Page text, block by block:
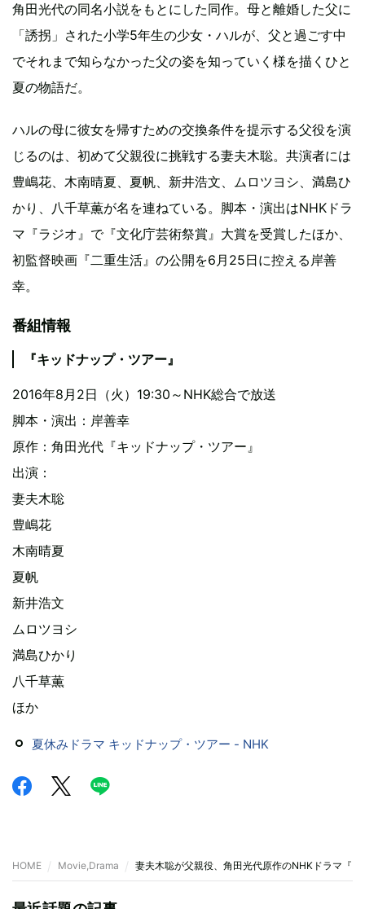
角田光代の同名小説をもとにした同作。母と離婚した父に
「誘拐」された小学5年生の少女・ハルが、父と過ごす中
でそれまで知らなかった父の姿を知っていく様を描くひと
夏の物語だ。
ハルの母に彼女を帰すための交換条件を提示する父役を演
じるのは、初めて父親役に挑戦する妻夫木聡。共演者には
豊嶋花、木南晴夏、夏帆、新井浩文、ムロツヨシ、満島ひ
かり、八千草薫が名を連ねている。脚本・演出はNHKドラ
マ『ラジオ』で『文化庁芸術祭賞』大賞を受賞したほか、
初監督映画『二重生活』の公開を6月25日に控える岸善
幸。
番組情報
『キッドナップ・ツアー』
2016年8月2日（火）19:30～NHK総合で放送
脚本・演出：岸善幸
原作：角田光代『キッドナップ・ツアー』
出演：
妻夫木聡
豊嶋花
木南晴夏
夏帆
新井浩文
ムロツヨシ
満島ひかり
八千草薫
ほか
夏休みドラマ キッドナップ・ツアー - NHK
HOME Movie,Drama 妻夫木聡が父親役、角田光代原作のNHKドラマ『